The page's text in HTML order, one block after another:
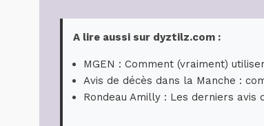
A lire aussi sur dyztilz.com :
MGEN : Comment (vraiment)
Avis de décès dans la Manche :
Rondeau Amilly : Les derniers avis